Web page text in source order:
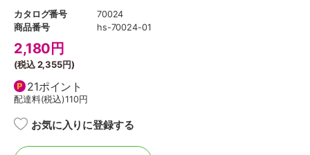
カタログ番号
70024
商品番号
hs-70024-01
2,180 円
(税込2,355円)
21ポイント
配達料(税込)110円
お気に入りに登録する